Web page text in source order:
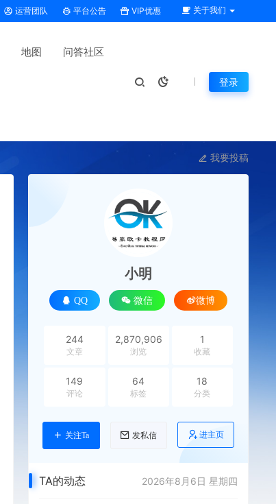
运营团队 平台公告 VIP优惠 关于我们
地图 问答社区
登录
我要投稿
小明
QQ 微信 微博
244
文章
2,870,906
浏览
1
收藏
149
评论
64
标签
18
分类
关注Ta 发私信 进主页
TA的动态 2026年8月6日 星期四